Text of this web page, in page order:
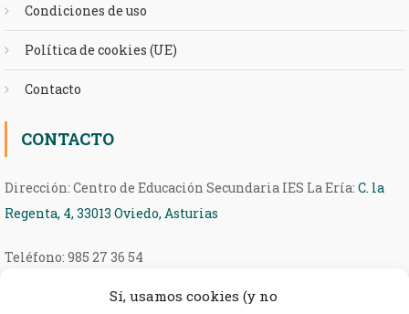
Sí, usamos cookies (y no
Condiciones de uso
Política de cookies (UE)
Contacto
CONTACTO
Dirección: Centro de Educación Secundaria IES La Ería: C. la
Regenta, 4, 33013 Oviedo, Asturias
Teléfono: 985 27 36 54
eMail: ieseria@educastur.org